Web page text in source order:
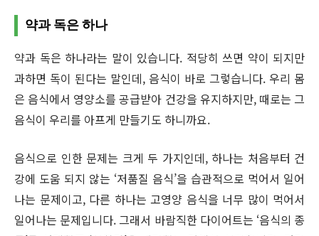
약과 독은 하나
약과 독은 하나라는 말이 있습니다. 적당히 쓰면 약이 되지만
과하면 독이 된다는 말인데, 음식이 바로 그렇습니다. 우리 몸
은 음식에서 영양소를 공급받아 건강을 유지하지만, 때로는 그
음식이 우리를 아프게 만들기도 하니까요.
음식으로 인한 문제는 크게 두 가지인데, 하나는 처음부터 건
강에 도움 되지 않는 ‘저품질 음식’을 습관적으로 먹어서 일어
나는 문제이고, 다른 하나는 고영양 음식을 너무 많이 먹어서
일어나는 문제입니다. 그래서 바람직한 다이어트는 ‘음식의 종